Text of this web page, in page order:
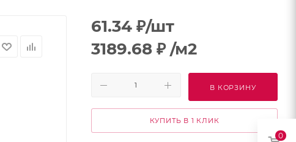
61.34 ₽/шт
3189.68 ₽ /м2
В КОРЗИНУ
КУПИТЬ В 1 КЛИК
0